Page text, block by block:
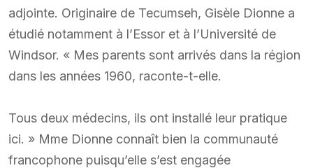
adjointe. Originaire de Tecumseh, Gisèle Dionne a
étudié notamment à l’Essor et à l’Université de
Windsor. « Mes parents sont arrivés dans la région
dans les années 1960, raconte-t-elle.
Tous deux médecins, ils ont installé leur pratique
ici. » Mme Dionne connaît bien la communauté
francophone puisqu’elle s’est engagée